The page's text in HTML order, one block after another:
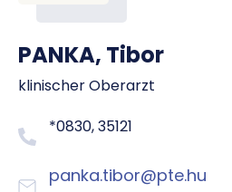
PANKA, Tibor
klinischer Oberarzt
*0830, 35121
panka.tibor@pte.hu